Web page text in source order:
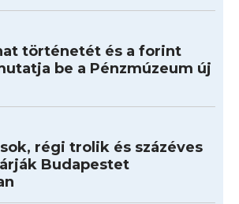
történetét és a forint
be a Pénzmúzeum új
régi trolik és százéves
Budapestet